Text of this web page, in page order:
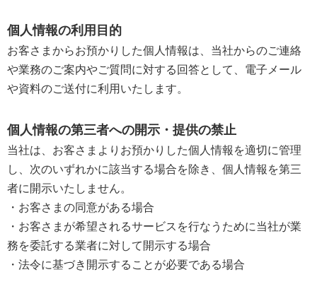
個人情報の利用目的
お客さまからお預かりした個人情報は、当社からのご連絡
や業務のご案内やご質問に対する回答として、電子メール
や資料のご送付に利用いたします。
個人情報の第三者への開示・提供の禁止
当社は、お客さまよりお預かりした個人情報を適切に管理
し、次のいずれかに該当する場合を除き、個人情報を第三
者に開示いたしません。
・お客さまの同意がある場合
・お客さまが希望されるサービスを行なうために当社が業
務を委託する業者に対して開示する場合
・法令に基づき開示することが必要である場合